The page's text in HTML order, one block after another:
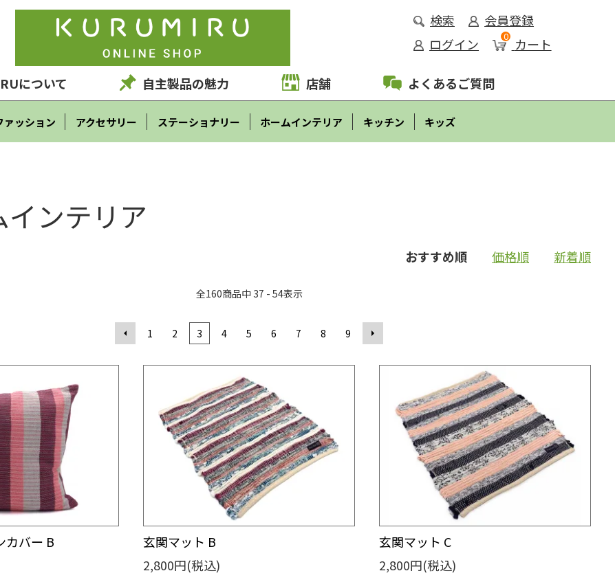
検索
会員登録
ログイン
0 カート
について 自主製品の魅力 店舗 よくあるご質問
ァッション アクセサリー ステーショナリー ホームインテリア キッチン キッズ
インテリア
おすすめ順 価格順 新着順
全160商品中 37 - 54表示
1 2 3 4 5 6 7 8 9
バー B
玄関マット B
2,800円(税込)
玄関マット C
2,800円(税込)